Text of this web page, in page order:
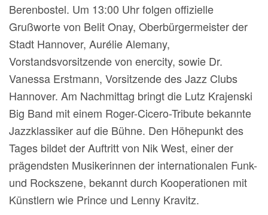
Berenbostel. Um 13:00 Uhr folgen offizielle
Grußworte von Belit Onay, Oberbürgermeister der
Stadt Hannover, Aurélie Alemany,
Vorstandsvorsitzende von enercity, sowie Dr.
Vanessa Erstmann, Vorsitzende des Jazz Clubs
Hannover. Am Nachmittag bringt die Lutz Krajenski
Big Band mit einem Roger-Cicero-Tribute bekannte
Jazzklassiker auf die Bühne. Den Höhepunkt des
Tages bildet der Auftritt von Nik West, einer der
prägendsten Musikerinnen der internationalen Funk-
und Rockszene, bekannt durch Kooperationen mit
Künstlern wie Prince und Lenny Kravitz.